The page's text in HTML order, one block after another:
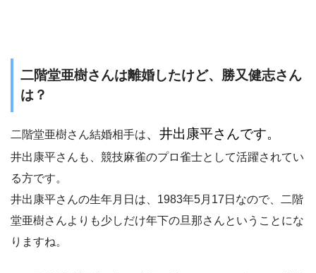
二階堂亜樹さんは離婚したけど、勝又健志さん
は？
二階堂亜樹さん結婚相手は、井出康平さんです。
井出康平さんも、競技麻雀のプロ雀士として活躍されてい
る方です。
井出康平さんの生年月日は、1983年5月17日なので、二階
堂亜樹さんよりも少しだけ年下の旦那さんということにな
りますね。